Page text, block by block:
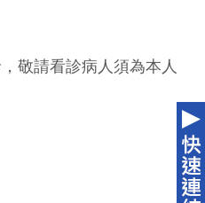
敬請看診病人須為本人